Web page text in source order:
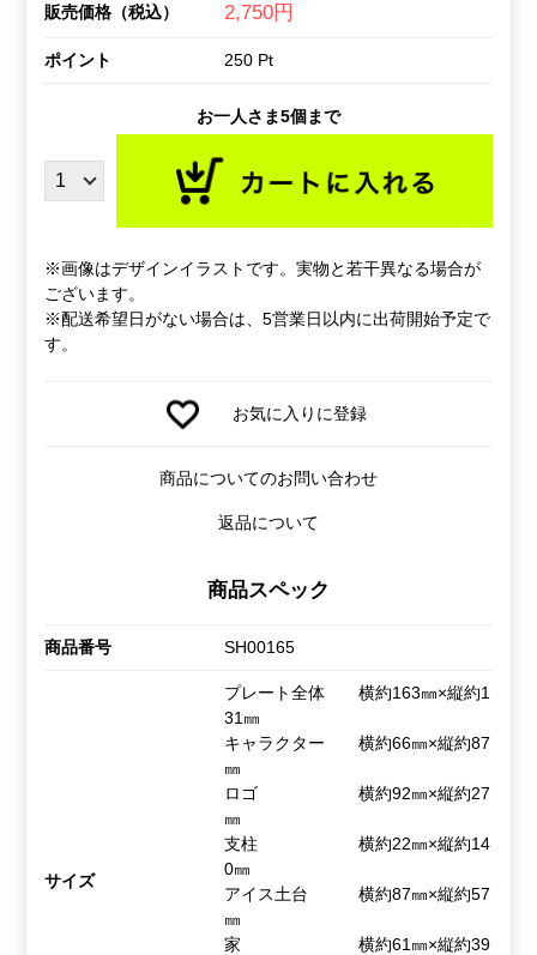
販売価格（税込） 2,750円
ポイント 250 Pt
お一人さま5個まで
※画像はデザインイラストです。実物と若干異なる場合が
ございます。
※配送希望日がない場合は、5営業日以内に出荷開始予定で
す。
お気に入りに登録
商品についてのお問い合わせ
返品について
商品スペック
商品番号 SH00165
サイズ
プレート全体 横約163㎜×縦約1
31㎜
キャラクター 横約66㎜×縦約87
㎜
ロゴ 横約92㎜×縦約27
㎜
支柱 横約22㎜×縦約14
0㎜
アイス土台 横約87㎜×縦約57
㎜
家 横約61㎜×縦約39